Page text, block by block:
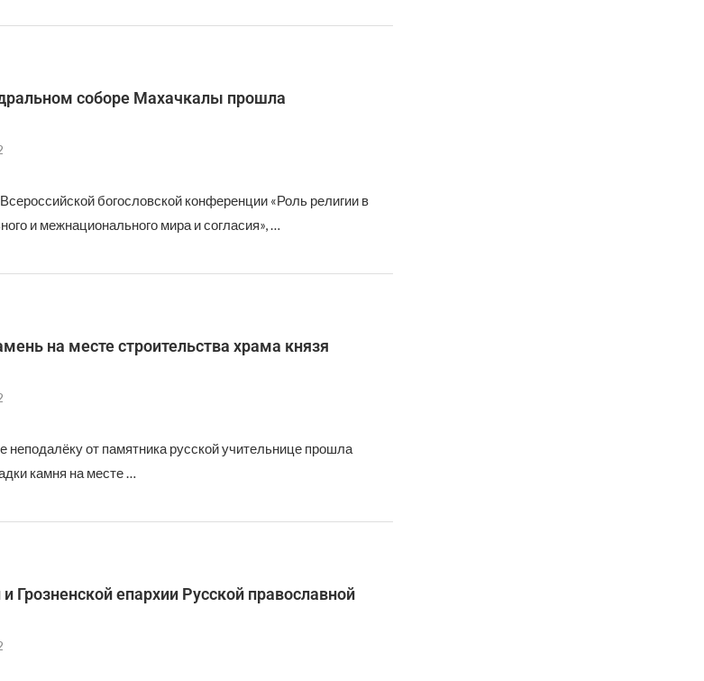
соборе Махачкалы прошла
богословской конференции «Роль религии в
и межнационального мира и согласия», …
на месте строительства храма князя
неподалёку от памятника русской учительнице прошла
камня на месте …
Грозненской епархии Русской православной